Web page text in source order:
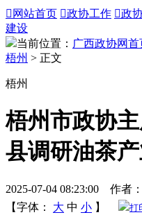
 网站首页 政协工作 政
建设
当前位置： 广西政协网首
梧州 > 正文
梧州
梧州市政协
县调研油茶
2025-07-04 08:23:00 作者
【字体：
大 中 小 】 打